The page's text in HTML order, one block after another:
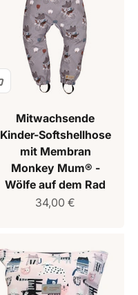
Mitwachsende
Kinder-Softshellhose
mit Membran
Monkey Mum® -
Wölfe auf dem Rad
Verkaufspreis
34,00 €